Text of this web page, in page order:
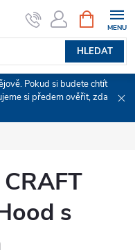
HLEDAT
NÁKUPNÍ
KOŠÍK
Pokud si budete chtít
si předem ověřit, zda
s